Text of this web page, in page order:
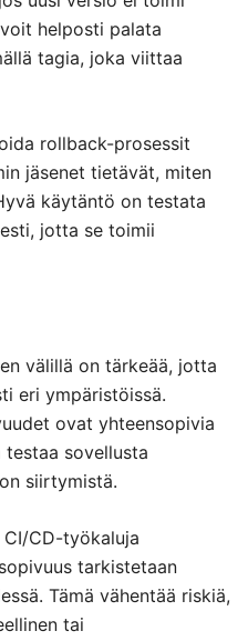
helposti palata
tagia, joka viittaa
rollback-prosessit
jäsenet tietävät, miten
käytäntö on testata
jotta se toimii
välillä on tärkeää, jotta
eri ympäristöissä.
ovat yhteensopivia
testaa sovellusta
siirtymistä.
CD-työkaluja
tarkistetaan
Tämä vähentää riskiä,
tai